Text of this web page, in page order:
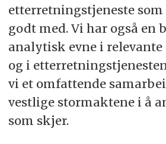
etterretningstjeneste
godt med. Vi har også en
analytisk evne i
og i
vi et omfattende
vestlige stormaktene i å
som skjer.